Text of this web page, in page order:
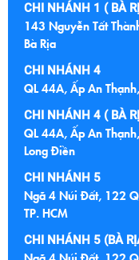
CHI NHÁNH 1 ( BÀ
143 Nguyễn Tất
Bà Rịa
CHI NHÁNH 4
QL 44A, Ấp An
CHI NHÁNH 4 ( BÀ
QL 44A, Ấp An
Long Điền
CHI NHÁNH 5
Ngã 4 Núi Đất, 122
TP. HCM
CHI NHÁNH 5 (BÀ